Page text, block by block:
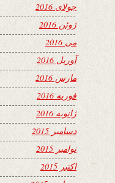
جولای 2016
ژوئن 2016
می 2016
آوریل 2016
مارس 2016
فوریه 2016
ژانویه 2016
دسامبر 2015
نوامبر 2015
اکتبر 2015